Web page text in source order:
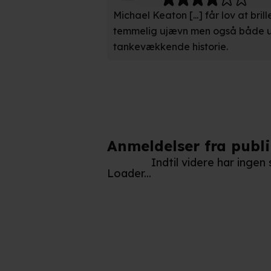
Indsamle præcise
Identificere din enhed
Du kan altid trække dit
Vi bruger egne cookies og
funktionalitet, generere
læse mere om vores brug af
Michael Keaton [...] får lov at
temmelig ujævn men også både
tankevækkende historie.
Anmeldelser fra
Loader...
Indtil videre har ingen